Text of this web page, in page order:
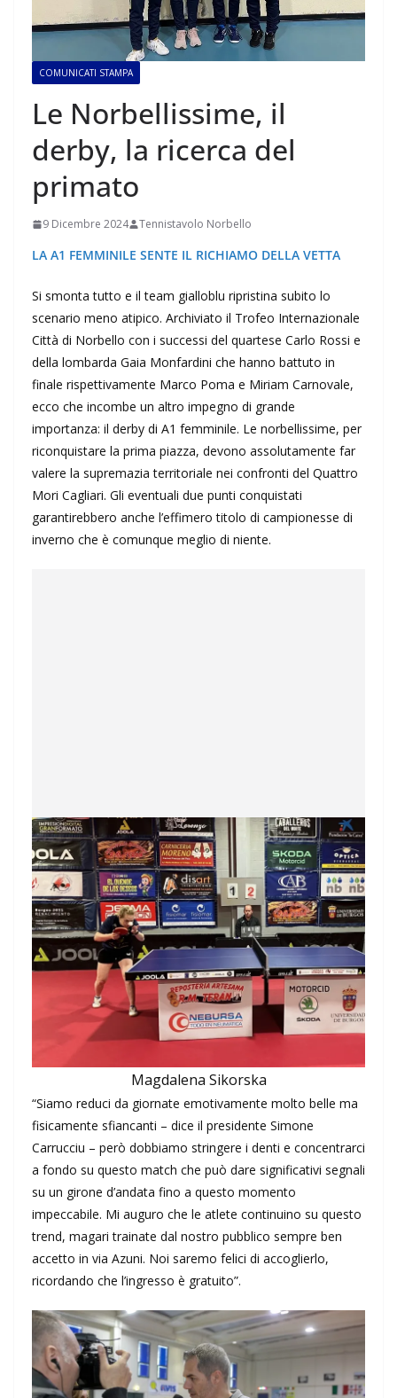
COMUNICATI STAMPA
Le Norbellissime, il
derby, la ricerca del
primato
9 Dicembre 2024 Tennistavolo Norbello
LA A1 FEMMINILE SENTE IL RICHIAMO DELLA VETTA
Si smonta tutto e il team gialloblu ripristina subito lo
scenario meno atipico. Archiviato il Trofeo Internazionale
Città di Norbello con i successi del quartese Carlo Rossi e
della lombarda Gaia Monfardini che hanno battuto in
finale rispettivamente Marco Poma e Miriam Carnovale,
ecco che incombe un altro impegno di grande
importanza: il derby di A1 femminile. Le norbellissime, per
riconquistare la prima piazza, devono assolutamente far
valere la supremazia territoriale nei confronti del Quattro
Mori Cagliari. Gli eventuali due punti conquistati
garantirebbero anche l’effimero titolo di campionesse di
inverno che è comunque meglio di niente.
Magdalena Sikorska
“Siamo reduci da giornate emotivamente molto belle ma
fisicamente sfiancanti – dice il presidente Simone
Carrucciu – però dobbiamo stringere i denti e concentrarci
a fondo su questo match che può dare significativi segnali
su un girone d’andata fino a questo momento
impeccabile. Mi auguro che le atlete continuino su questo
trend, magari trainate dal nostro pubblico sempre ben
accetto in via Azuni. Noi saremo felici di accoglierlo,
ricordando che l’ingresso è gratuito”.